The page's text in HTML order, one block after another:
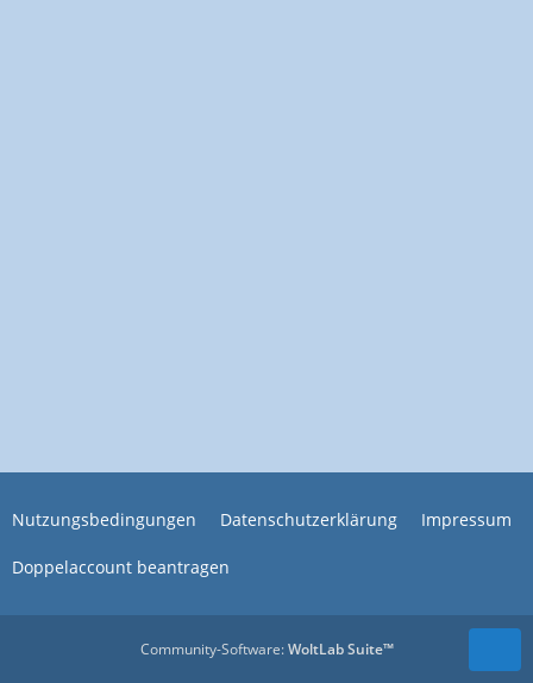
Nutzungsbedingungen Datenschutzerklärung Impressum
Doppelaccount beantragen
Community-Software:WoltLab Suite™